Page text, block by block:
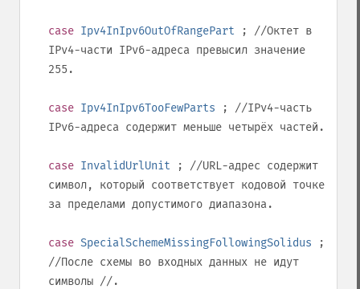
case Ipv4InIpv6OutOfRangePart ; //Октет в
IPv4-части IPv6-адреса превысил значение
255 .
case Ipv4InIpv6TooFewParts ; //IPv4-часть
IPv6-адреса содержит меньше четырёх частей.
case InvalidUrlUnit ; //URL-адрес содержит
символ, который соответствует кодовой точке
за пределами допустимого диапазона.
case SpecialSchemeMissingFollowingSolidus ;
//После схемы во входных данных не идут
символы //.